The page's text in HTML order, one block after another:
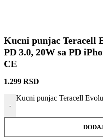
Kucni punjac Teracell
PD 3.0, 20W sa PD
CE
1.299 RSD
-
Kucni punjac Teracell